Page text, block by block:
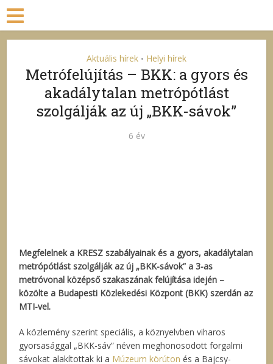
Aktuális hírek • Helyi hírek
Metrófelújítás – BKK: a gyors és
akadálytalan metrópótlást
szolgálják az új „BKK-sávok”
6 év
Megfelelnek a KRESZ szabályainak és a gyors, akadálytalan
metrópótlást szolgálják az új „BKK-sávok” a 3-as
metróvonal középső szakaszának felújítása idején –
közölte a Budapesti Közlekedési Központ (BKK) szerdán az
MTI-vel.
A közlemény szerint speciális, a köznyelvben viharos
gyorsasággal „BKK-sáv” néven meghonosodott forgalmi
sávokat alakítottak ki a Múzeum körúton és a Bajcsy-